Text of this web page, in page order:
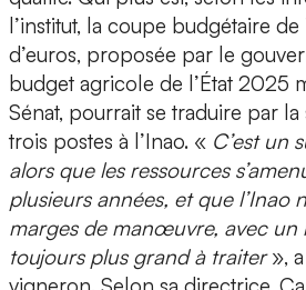
l’institut, la coupe budgétaire
d’euros, proposée par le
budget agricole de l’État 2025
Sénat, pourrait se traduire par
trois postes à l’Inao. « C’est un
alors que les ressources
plusieurs années, et que l’Inao
marges de manœuvre, avec un
toujours plus grand à traiter»,